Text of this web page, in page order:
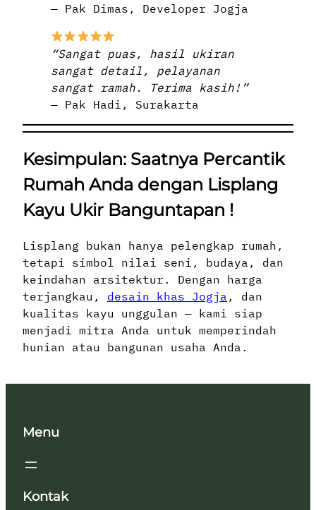
— Pak Dimas, Developer Jogja
“Sangat puas, hasil ukiran
sangat detail, pelayanan
sangat ramah. Terima kasih!”
— Pak Hadi, Surakarta
Kesimpulan: Saatnya Percantik
Rumah Anda dengan Lisplang
Kayu Ukir Banguntapan !
Lisplang bukan hanya pelengkap rumah,
tetapi simbol nilai seni, budaya, dan
keindahan arsitektur. Dengan harga
terjangkau, desain khas Jogja , dan
kualitas kayu unggulan — kami siap
menjadi mitra Anda untuk memperindah
hunian atau bangunan usaha Anda.
Menu
Kontak